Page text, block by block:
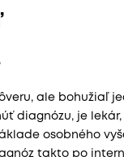
ale bohužiaľ
diagnózu, je
osobného
takto po